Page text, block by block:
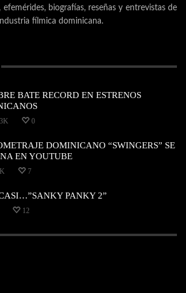
biografías, reseñas y entrevistas de
fílmica dominicana.
BATE RECORD EN ESTRENOS
0
DOMINICANO “SWINGERS” SE
EN YOUTUBE
7
PANKY 2”
12